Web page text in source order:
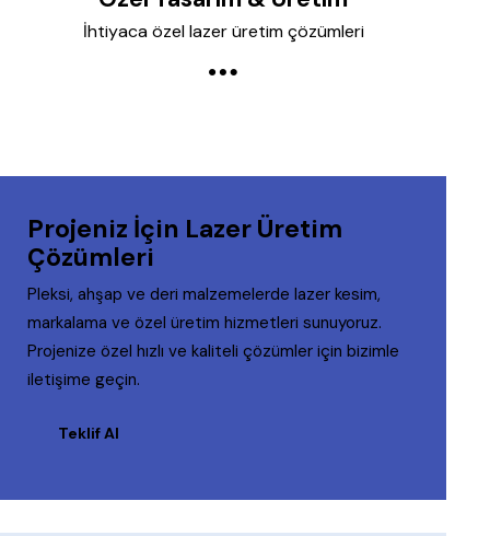
İhtiyaca özel lazer üretim çözümleri
Projeniz İçin Lazer Üretim
Çözümleri
Pleksi, ahşap ve deri malzemelerde lazer kesim,
markalama ve özel üretim hizmetleri sunuyoruz.
Projenize özel hızlı ve kaliteli çözümler için bizimle
iletişime geçin.
Teklif Al